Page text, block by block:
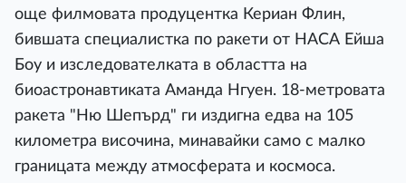
още филмовата продуцентка Кериан Флин,
бившата специалистка по ракети от НАСА Ейша
Боу и изследователката в областта на
биоастронавтиката Аманда Нгуен. 18-метровата
ракета "Ню Шепърд" ги издигна едва на 105
километра височина, минавайки само с малко
границата между атмосферата и космоса.